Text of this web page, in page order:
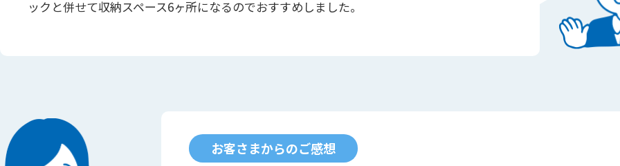
ックと併せて収納スペース6ヶ所になるのでおすすめしました。
お客さまからのご感想